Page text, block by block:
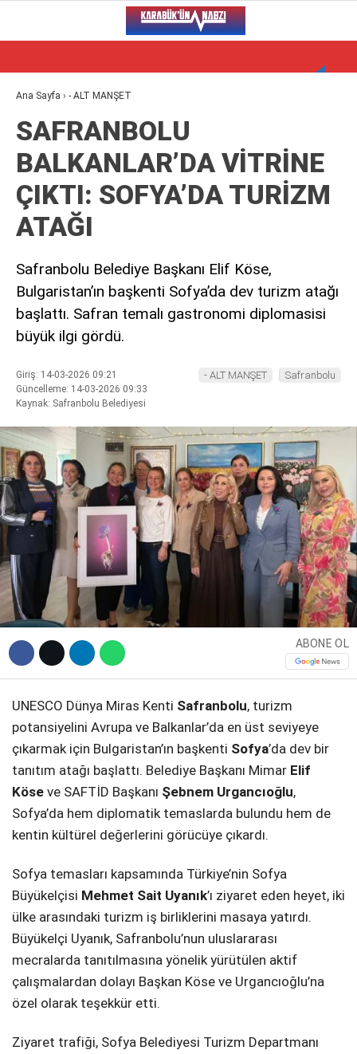
Facebook
Instagram
Youtube
20.2
KARABÜK
VİDEO
ALT MANŞET
GÜNCEL
BÖLGEDEN
GENEL
SERVISLER
Ana Sayfa › - ALT MANŞET
SAFRANBOLU
BALKANLAR’DA VİTRİNE
ÇIKTI: SOFYA’DA TURİZM
ATAĞI
Safranbolu Belediye Başkanı Elif Köse,
Bulgaristan’ın başkenti Sofya’da dev turizm atağı
başlattı. Safran temalı gastronomi diplomasisi
büyük ilgi gördü.
Giriş: 14-03-2026 09:21
Güncelleme: 14-03-2026 09:33
Kaynak: Safranbolu Belediyesi
- ALT MANŞET Safranbolu
ABONE OL
UNESCO Dünya Miras Kenti Safranbolu, turizm
potansiyelini Avrupa ve Balkanlar’da en üst seviyeye
çıkarmak için Bulgaristan’ın başkenti Sofya’da dev bir
tanıtım atağı başlattı. Belediye Başkanı Mimar Elif
Köse ve SAFTİD Başkanı Şebnem Urgancıoğlu,
Sofya’da hem diplomatik temaslarda bulundu hem de
kentin kültürel değerlerini görücüye çıkardı.
Sofya temasları kapsamında Türkiye’nin Sofya
Büyükelçisi Mehmet Sait Uyanık’ı ziyaret eden heyet, iki
ülke arasındaki turizm iş birliklerini masaya yatırdı.
Büyükelçi Uyanık, Safranbolu’nun uluslararası
mecralarda tanıtılmasına yönelik yürütülen aktif
çalışmalardan dolayı Başkan Köse ve Urgancıoğlu’na
özel olarak teşekkür etti.
Ziyaret trafiği, Sofya Belediyesi Turizm Departmanı